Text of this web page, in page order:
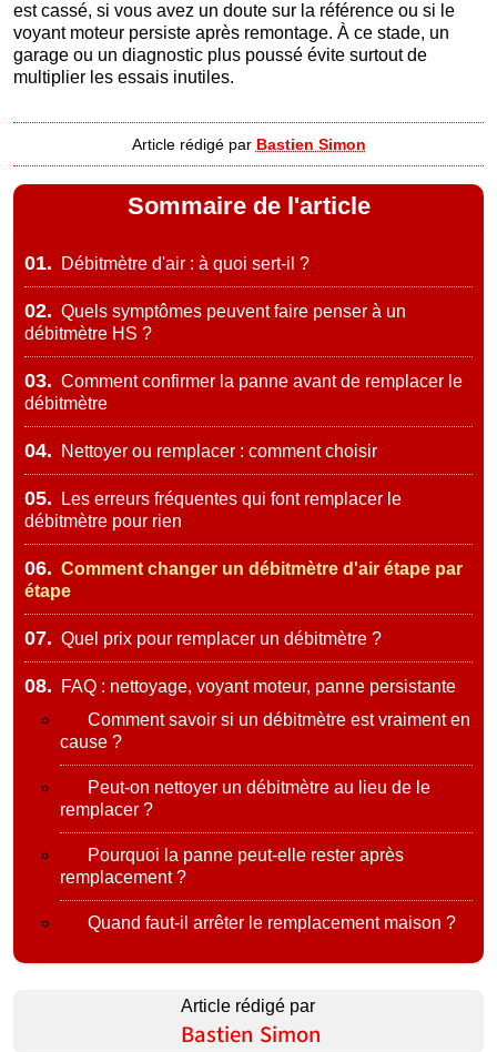
est cassé, si vous avez un doute sur la référence ou si le
voyant moteur persiste après remontage. À ce stade, un
garage ou un diagnostic plus poussé évite surtout de
multiplier les essais inutiles.
Article rédigé par Bastien Simon
Sommaire de l'article
01. Débitmètre d'air : à quoi sert-il ?
02. Quels symptômes peuvent faire penser à un
débitmètre HS ?
03. Comment confirmer la panne avant de remplacer le
débitmètre
04. Nettoyer ou remplacer : comment choisir
05.
Les erreurs fréquentes qui font remplacer le
débitmètre pour rien
06. Comment changer un débitmètre d'air étape par
étape
07. Quel prix pour remplacer un débitmètre ?
08.
FAQ : nettoyage, voyant moteur, panne persistante
Comment savoir si un débitmètre est vraiment en
cause ?
Peut-on nettoyer un débitmètre au lieu de le
remplacer ?
Pourquoi la panne peut-elle rester après
remplacement ?
Quand faut-il arrêter le remplacement maison ?
Article rédigé par
Bastien Simon